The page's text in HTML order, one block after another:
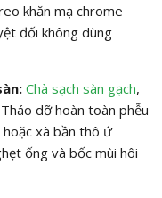
khăn mạ chrome
đối không dùng
Chà sạch sàn gạch,
dỡ hoàn toàn phễu
xà bần thô ứ
ống và bốc mùi hôi